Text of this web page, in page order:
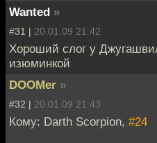
Wanted »
#31 | 20.01.09 21:42
Хороший слог у
изюминкой
DOOMer »
#32 | 20.01.09 21:43
Кому: Darth Scorpion, #24